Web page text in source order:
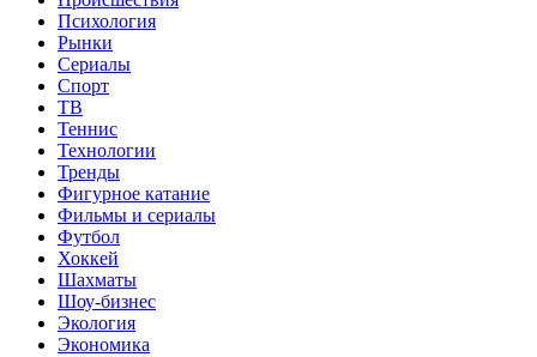
Психология
Рынки
Сериалы
Спорт
ТВ
Теннис
Технологии
Тренды
Фигурное катание
Фильмы и сериалы
Футбол
Хоккей
Шахматы
Шоу-бизнес
Экология
Экономика